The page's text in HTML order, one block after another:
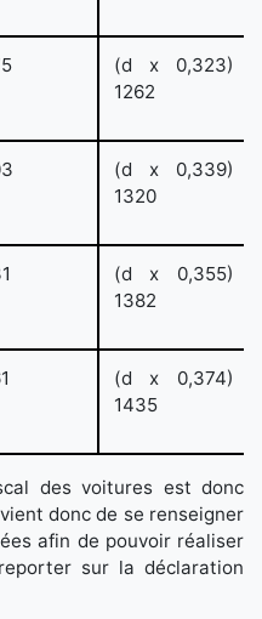
(d x 0,323) +
1262
(d x 0,339) +
1320
(d x 0,355) +
1382
(d x 0,374) +
1435
des voitures est donc
donc de se renseigner
afin de pouvoir réaliser
sur la déclaration